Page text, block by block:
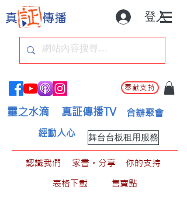
登入
奉獻支持
靈之水滴 真証傳播TV 合辦聚會
舞台台板租用服務
經動人心
認識我們 家書。分享
你的支持
表格下載
售賣點